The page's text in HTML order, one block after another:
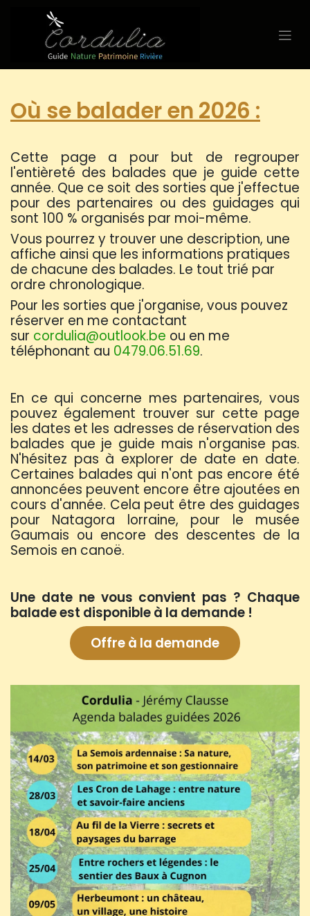
Où se balader en 2026 :
Cette page a pour but de regrouper
l'entièreté des balades que je guide cette
année. Que ce soit des sorties que j'effectue
pour des partenaires ou des guidages qui
sont 100 % organisés par moi-même.
Vous pourrez y trouver une description, une
affiche ainsi que les informations pratiques
de chacune des balades. Le tout trié par
ordre chronologique.
Pour les sorties que j'organise, vous pouvez
réserver en me contactant
sur cordulia@outlook.be ou en me
téléphonant au 0479.06.51.69.
En ce qui concerne mes partenaires, vous
pouvez également trouver sur cette page
les dates et les adresses de réservation des
balades que je guide mais n'organise pas.
N'hésitez pas à explorer de date en date.
Certaines balades qui n'ont pas encore été
annoncées peuvent encore être ajoutées en
cours d'année. Cela peut être des guidages
pour Natagora lorraine, pour le musée
Gaumais ou encore des descentes de la
Semois en canoë.
Une date ne vous convient pas ? Chaque
balade est disponible à la demande !
Offre à la demande